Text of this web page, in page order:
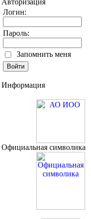
Логин:
Пароль:
Запомнить меня
Информация
Официальная символика